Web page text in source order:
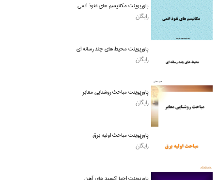
پاورپوینت مکانیسم های نفوذ اتمی
رایگان
پاورپوینت محیط های چند رسانه ای
رایگان
پاورپوینت مباحث روشنایی معابر
رایگان
پاورپوینت مباحث اولیه برق
رایگان